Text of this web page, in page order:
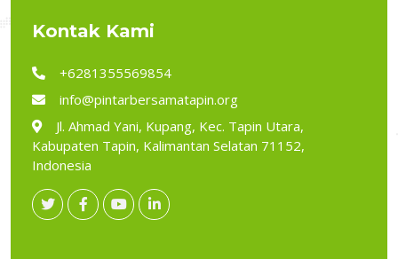
Kontak Kami
+6281355569854
info@pintarbersamatapin.org
Jl. Ahmad Yani, Kupang, Kec. Tapin Utara,
Kabupaten Tapin, Kalimantan Selatan 71152,
Indonesia